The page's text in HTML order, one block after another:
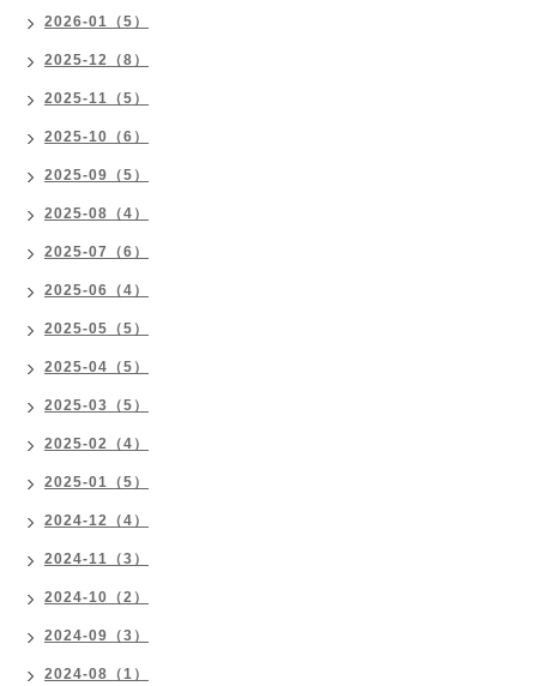
2026-01（5）
2025-12（8）
2025-11（5）
2025-10（6）
2025-09（5）
2025-08（4）
2025-07（6）
2025-06（4）
2025-05（5）
2025-04（5）
2025-03（5）
2025-02（4）
2025-01（5）
2024-12（4）
2024-11（3）
2024-10（2）
2024-09（3）
2024-08（1）